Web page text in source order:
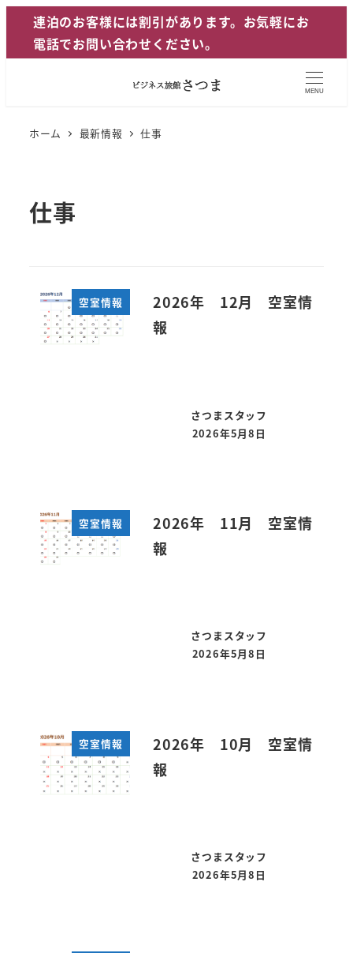
ン
連泊のお客様には割引があります。お気軽にお
電話でお問い合わせください。
MENU
ホーム 最新情報 仕事
仕事
空室情報
2026年 12月 空室情
報
さつまスタッフ
投稿日
2026年5月8日
空室情報
2026年 11月 空室情
報
さつまスタッフ
投稿日
2026年5月8日
空室情報
2026年 10月 空室情
報
さつまスタッフ
投稿日
2026年5月8日